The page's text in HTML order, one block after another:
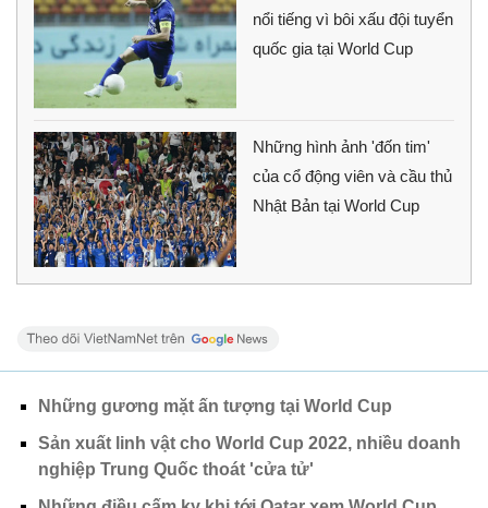
nổi tiếng vì bôi xấu đội tuyển
quốc gia tại World Cup
Những hình ảnh 'đốn tim'
của cổ động viên và cầu thủ
Nhật Bản tại World Cup
Những gương mặt ấn tượng tại World Cup
Sản xuất linh vật cho World Cup 2022, nhiều doanh
nghiệp Trung Quốc thoát 'cửa tử'